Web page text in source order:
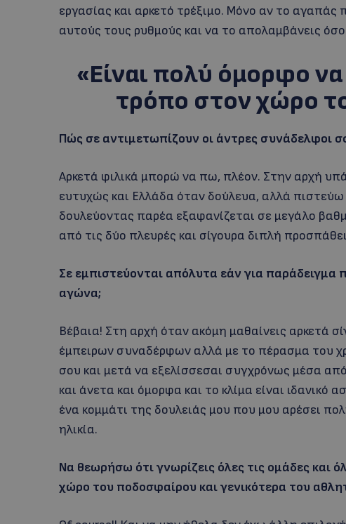
εργασίας και αρκετό τρέξιμο. Μόνο αν το αγαπάς
αυτούς τους ρυθμούς και να το απολαμβάνεις
«Είναι πολύ όμορφο
τρόπο στον χώρο
Πώς σε αντιμετωπίζουν οι άντρες συνάδελφοι
Αρκετά φιλικά μπορώ να πω, πλέον. Στην αρχή
ευτυχώς και Ελλάδα όταν δούλευα, αλλά πιστεύω
δουλεύοντας παρέα εξαφανίζεται σε μεγάλο
από τις δύο πλευρές και σίγουρα διπλή
Σε εμπιστεύονται απόλυτα εάν για παράδειγμα
αγώνα;
Βέβαια! Στη αρχή όταν ακόμη μαθαίνεις αρκετά
έμπειρων συναδέρφων αλλά με το πέρασμα του
σου και μετά να εξελίσσεσαι συγχρόνως μέσα
και άνετα και όμορφα και το κλίμα είναι ιδανικό
ένα κομμάτι της δουλειάς μου που μου αρέσει
ηλικία.
Να θεωρήσω ότι γνωρίζεις όλες τις ομάδες και
χώρο του ποδοσφαίρου και γενικότερα του